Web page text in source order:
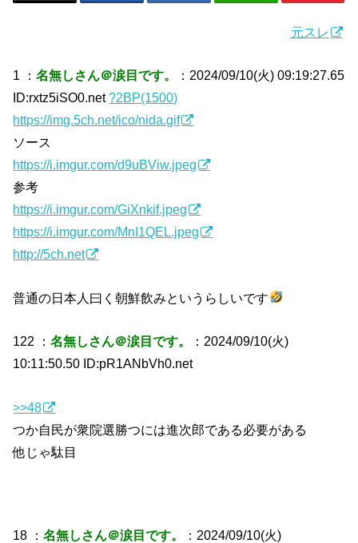
元スレ
1 ：名無しさん＠涙目です。
：2024/09/10(火) 09:19:27.65
ID:rxtz5iSO0.net?2BP(1500)
https://img.5ch.net/ico/nida.gif
ソース
https://i.imgur.com/d9uBViw.jpeg
参考
https://i.imgur.com/GiXnkif.jpeg
https://i.imgur.com/MnI1QEL.jpeg
http://5ch.net
普通の日本人曰く朝鮮飲みというらしいです
122 ：名無しさん＠涙目です。
：2024/09/10(火)
10:11:50.50 ID:pR1ANbVh0.net
>>48
つか自民が衆院選勝つには進次郎である必要がある
他じゃ駄目
18 ：名無しさん＠涙目です。
：2024/09/10(火)